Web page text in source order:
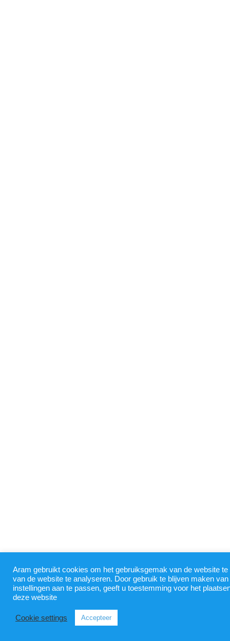
Aram gebruikt cookies om het gebruiksgemak van de website
van de website te analyseren. Door gebruik te blijven maken
instellingen aan te passen, geeft u toestemming voor het
deze website
Cookie settings Accepteer